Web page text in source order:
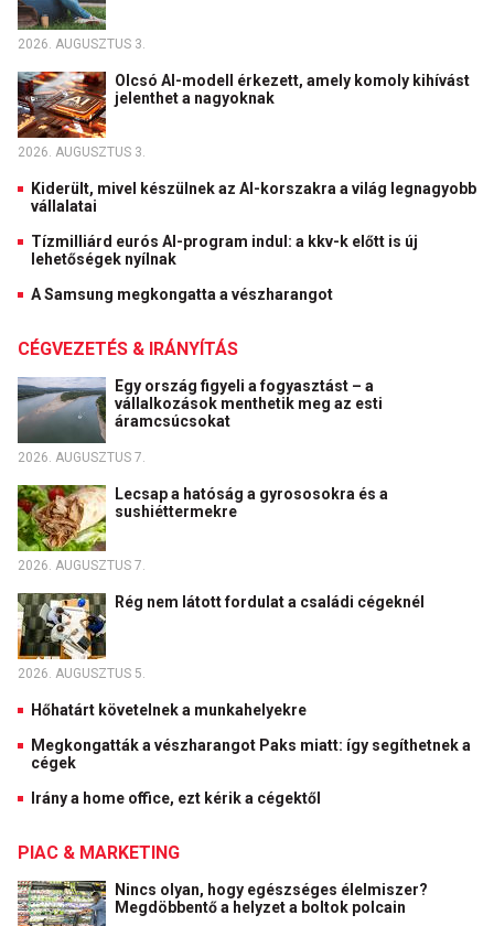
2026. AUGUSZTUS 3.
Olcsó AI-modell érkezett, amely komoly kihívást
jelenthet a nagyoknak
2026. AUGUSZTUS 3.
Kiderült, mivel készülnek az AI-korszakra a világ legnagyobb
vállalatai
Tízmilliárd eurós AI-program indul: a kkv-k előtt is új
lehetőségek nyílnak
A Samsung megkongatta a vészharangot
CÉGVEZETÉS & IRÁNYÍTÁS
Egy ország figyeli a fogyasztást – a
vállalkozások menthetik meg az esti
áramcsúcsokat
2026. AUGUSZTUS 7.
Lecsap a hatóság a gyrososokra és a
sushiéttermekre
2026. AUGUSZTUS 7.
Rég nem látott fordulat a családi cégeknél
2026. AUGUSZTUS 5.
Hőhatárt követelnek a munkahelyekre
Megkongatták a vészharangot Paks miatt: így segíthetnek a
cégek
Irány a home office, ezt kérik a cégektől
PIAC & MARKETING
Nincs olyan, hogy egészséges élelmiszer?
Megdöbbentő a helyzet a boltok polcain